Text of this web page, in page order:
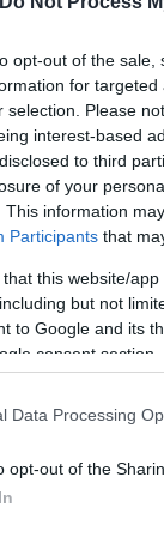
opt-out of the
for
selection. Please
interest-based
to third
of your
This information
Participants that
that this website/
but not
to Google and its
consent section.
Data Processing
opt-out of the
από το
δυνατόν να